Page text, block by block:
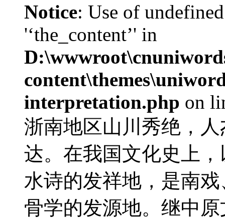
Notice: Use of
'‘the_content’' in
interpretation.php on
浙南地区山川秀绝，
达。在我国文化史上
水诗的发祥地，是南
骨学的发源地。继中